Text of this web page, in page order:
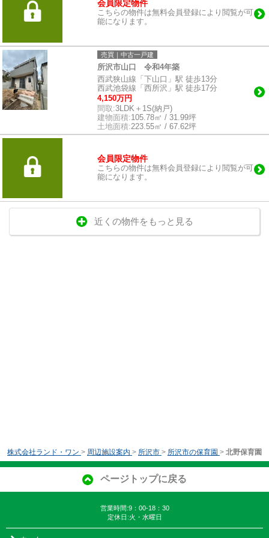
会員限定物件
こちらの物件は無料会員登録により閲覧が可
能になります。
売買｜中古一戸建
所沢市山口 令和4年築
西武狭山線「下山口」駅 徒歩13分
西武池袋線「西所沢」駅 徒歩17分
4,150万円
間取:3LDK＋1S(納戸)
建物面積:105.78㎡ / 31.99坪
土地面積:223.55㎡ / 67.62坪
会員限定物件
こちらの物件は無料会員登録により閲覧が可
能になります。
近くの物件をもっと見る
株式会社ランド・ワン > 周辺施設案内 > 所沢市 > 所沢市の保育園 > 北野保育園
ページトップに戻る
営業時間:9：00-18：30
定休日:火・水曜日